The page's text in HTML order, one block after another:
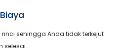
sehingga Anda tidak terkejut
selesai.